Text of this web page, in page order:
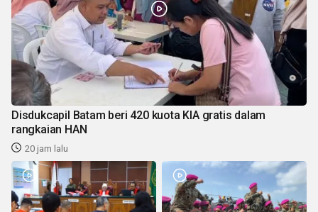
Disdukcapil Batam beri 420 kuota KIA gratis dalam
rangkaian HAN
20 jam lalu